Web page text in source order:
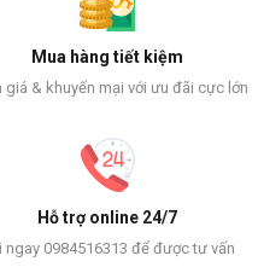
Mua hàng tiết kiệm
giá & khuyến mại với ưu đãi cực lớn
Hỗ trợ online 24/7
ngay 0984516313 để được tư vấn